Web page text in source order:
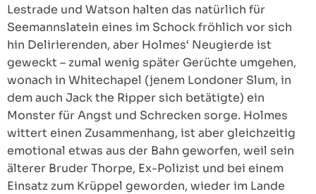
Lestrade und Watson halten das natürlich für
Seemannslatein eines im Schock fröhlich vor sich
hin Delirierenden, aber Holmes‘ Neugierde ist
geweckt – zumal wenig später Gerüchte umgehen,
wonach in Whitechapel (jenem Londoner Slum, in
dem auch Jack the Ripper sich betätigte) ein
Monster für Angst und Schrecken sorge. Holmes
wittert einen Zusammenhang, ist aber gleichzeitig
emotional etwas aus der Bahn geworfen, weil sein
älterer Bruder Thorpe, Ex-Polizist und bei einem
Einsatz zum Krüppel geworden, wieder im Lande